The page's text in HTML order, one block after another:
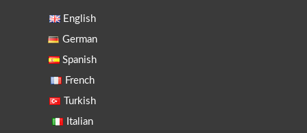
English
German
Spanish
French
Turkish
Italian